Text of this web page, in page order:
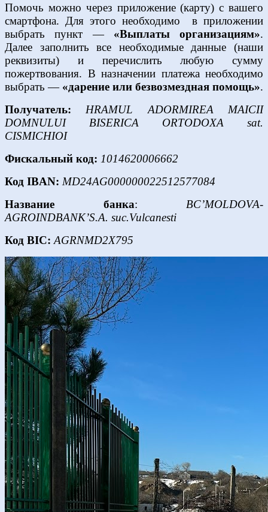
Помочь можно через приложение (карту) с вашего
смартфона. Для этого необходимо в приложении
выбрать пункт — «Выплаты организациям».
Далее заполнить все необходимые данные (наши
реквизиты) и перечислить любую сумму
пожертвования. В назначении платежа необходимо
выбрать — «дарение или безвозмездная помощь».
Получатель:
HRAMUL ADORMIREA MAICII
DOMNULUI BISERICA ORTODOXA sat.
CISMICHIOI
Фискальный код: 1014620006662
Код IBAN: MD24AG000000022512577084
Название банка: BC’MOLDOVA-
AGROINDBANK’S.A. suc.Vulcanesti
Код BIC: AGRNMD2X795